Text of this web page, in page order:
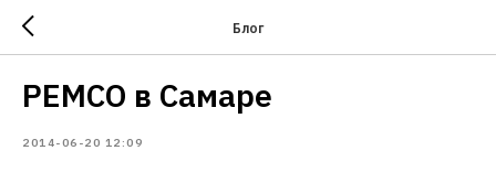
Блог
PEMCO в Самаре
2014-06-20 12:09